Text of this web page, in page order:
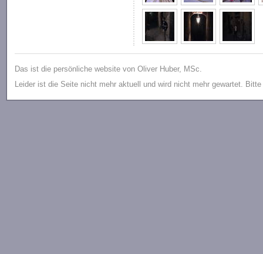
Das ist die persönliche website von Oliver Huber, MSc.
Leider ist die Seite nicht mehr aktuell und wird nicht mehr gewartet.